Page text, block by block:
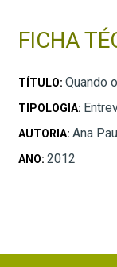
FICHA
TÍTULO: Quando
TIPOLOGIA:
AUTORIA: Ana
ANO: 2012